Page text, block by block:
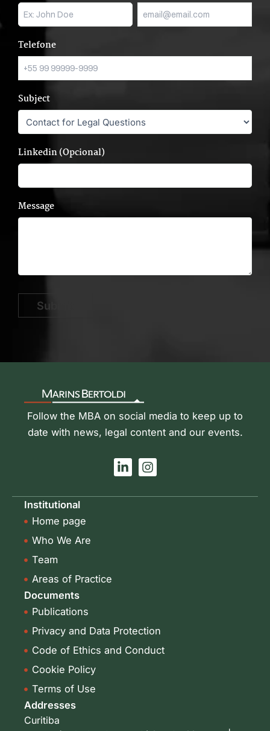
Telefone
Subject
Linkedin (Opcional)
Message
Submit
Follow the MBA on social media to keep up to
date with news, legal content and our events.
L
i
k
I
n
t
Institutional
Home page
Who We Are
Team
Areas of Practice
Documents
Publications
Privacy and Data Protection
Code of Ethics and Conduct
Cookie Policy
Terms of Use
Addresses
Curitiba